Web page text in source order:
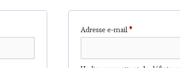
Adresse e-mail *Obligatoire